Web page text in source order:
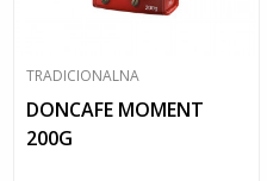
TRADICIONALNA
DONCAFE MOMENT
200G